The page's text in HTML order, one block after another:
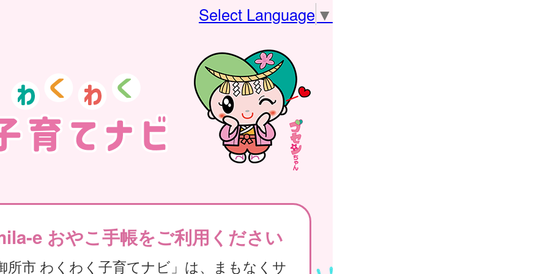
Select Language ▼
e おやこ手帳をご利用ください
所市 わくわく子育てナビ」は、まもなくサ